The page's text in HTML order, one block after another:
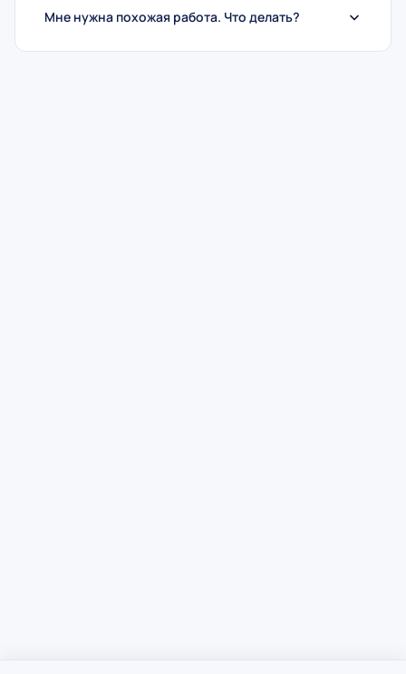
Мне нужна похожая работа. Что делать?